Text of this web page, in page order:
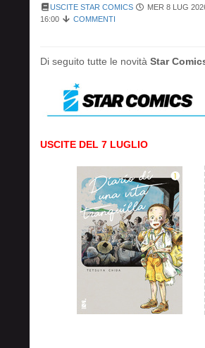
USCITE STAR COMICS
MER 8 LUG
16:00
COMMENTI
Di seguito tutte le novità Star
USCITE DEL 7 LUGLIO